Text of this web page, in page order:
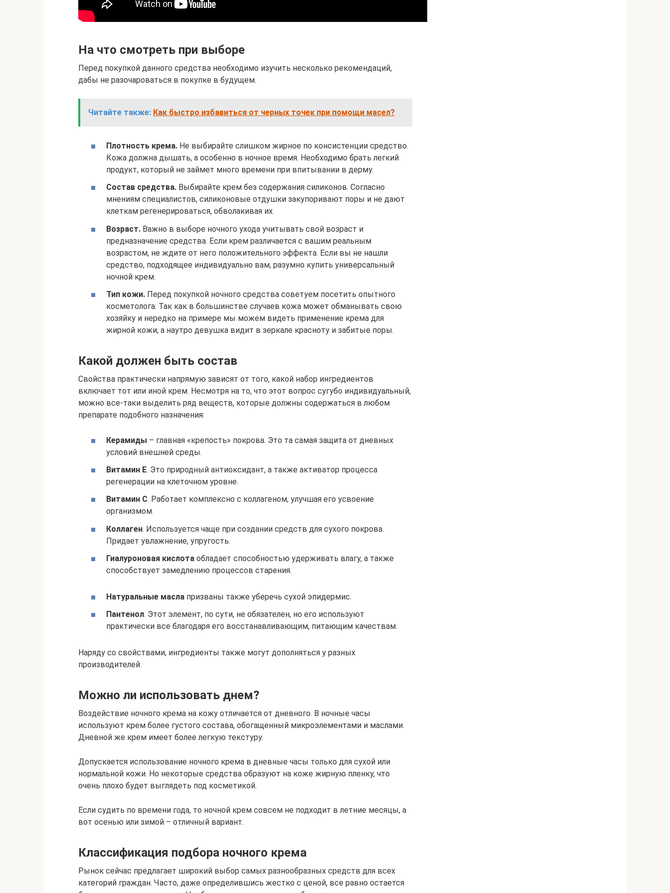
На что смотреть при выборе
Перед покупкой данного средства необходимо изучить несколько рекомендаций,
дабы не разочароваться в покупке в будущем.
Читайте также: Как быстро избавиться от черных точек при помощи масел?
Плотность крема. Не выбирайте слишком жирное по консистенции средство.
Кожа должна дышать, а особенно в ночное время. Необходимо брать легкий
продукт, который не займет много времени при впитывании в дерму.
Состав средства. Выбирайте крем без содержания силиконов. Согласно
мнениям специалистов, силиконовые отдушки закупоривают поры и не дают
клеткам регенерироваться, обволакивая их.
Возраст. Важно в выборе ночного ухода учитывать свой возраст и
предназначение средства. Если крем различается с вашим реальным
возрастом, не ждите от него положительного эффекта. Если вы не нашли
средство, подходящее индивидуально вам, разумно купить универсальный
ночной крем.
Тип кожи. Перед покупкой ночного средства советуем посетить опытного
косметолога. Так как в большинстве случаев кожа может обманывать свою
хозяйку и нередко на примере мы можем видеть применение крема для
жирной кожи, а наутро девушка видит в зеркале красноту и забитые поры.
Какой должен быть состав
Свойства практически напрямую зависят от того, какой набор ингредиентов
включает тот или иной крем. Несмотря на то, что этот вопрос сугубо индивидуальный,
можно все-таки выделить ряд веществ, которые должны содержаться в любом
препарате подобного назначения:
Керамиды – главная «крепость» покрова. Это та самая защита от дневных
условий внешней среды.
Витамин E. Это природный антиоксидант, а также активатор процесса
регенерации на клеточном уровне.
Витамин C. Работает комплексно с коллагеном, улучшая его усвоение
организмом.
Коллаген. Используется чаще при создании средств для сухого покрова.
Придает увлажнение, упругость.
Гиалуроновая кислота обладает способностью удерживать влагу, а также
способствует замедлению процессов старения.
Натуральные масла призваны также уберечь сухой эпидермис.
Пантенол. Этот элемент, по сути, не обязателен, но его используют
практически все благодаря его восстанавливающим, питающим качествам.
Наряду со свойствами, ингредиенты также могут дополняться у разных
производителей.
Можно ли использовать днем?
Воздействие ночного крема на кожу отличается от дневного. В ночные часы
используют крем более густого состава, обогащенный микроэлементами и маслами.
Дневной же крем имеет более легкую текстуру.
Допускается использование ночного крема в дневные часы только для сухой или
нормальной кожи. Но некоторые средства образуют на коже жирную пленку, что
очень плохо будет выглядеть под косметикой.
Если судить по времени года, то ночной крем совсем не подходит в летние месяцы, а
вот осенью или зимой – отличный вариант.
Классификация подбора ночного крема
Рынок сейчас предлагает широкий выбор самых разнообразных средств для всех
категорий граждан. Часто, даже определившись жестко с ценой, все равно остается